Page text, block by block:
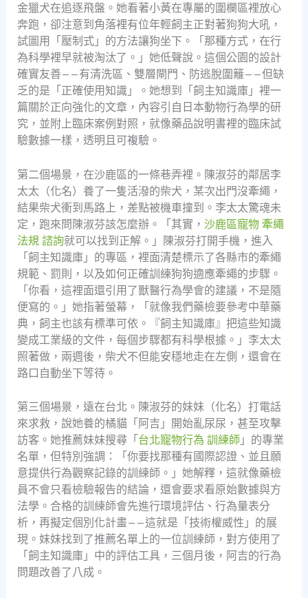
金獵犬在追逐飛盤。她看著小黃在專屬的圍欄區裡放心
奔跑，卻注意到角落裡有位年輕飼主正對著狗狗大吼，
試圖用「壓制式」的方法讓狗坐下。「那種方式，在行
為科學裡早就被淘汰了。」她低聲說。這個公園的設計
確實友善——有清洗區、雙層閘門、防逃脫圍籬——但缺
乏的是「正確使用知識」。她想到「飼主知識庫」裡一
篇關於正向強化的文章，內容引自日本動物行為學的研
究，並附上臨床案例對照，就像藥品說明書裡的臨床試
驗數據一樣，透明且可複驗。
第二個場景，在沙鹿區的一條巷弄裡。陳淑芬的鄰居李
太太（化名）養了一隻活潑的柴犬，某次出門沒牽繩，
結果柴犬衝到馬路上，差點被機車撞到。李太太驚魂未
定，跑來問陳淑芬該怎麼辦。「其實， 沙鹿區寵物 牽繩
法規 諮詢就可以找到正解。」陳淑芬打開手機，進入
「飼主知識庫」的專區，裡面清楚標示了各縣市的牽繩
規範、罰則，以及如何正確訓練狗狗適應牽繩的步驟。
「你看，這裡面還引用了獸醫行為學會的建議，不是隨
便寫的。」她指著螢幕，「就像我們藥檢要參考中華藥
典，飼主也該有標準可依。『飼主知識庫』把這些知識
變成工業級的文件，每個步驟都有科學根據。」李太太
照著做，兩週後，柴犬不但能安穩地走在左側，還會在
路口自動坐下等待。
第三個場景，遠在台北。陳淑芬的妹妹（化名）打電話
來求救，說她養的橘貓「阿吉」開始亂尿尿，甚至攻擊
訪客。她推薦妹妹搜尋「 台北寵物行為 訓練師」的專業
名單，但特別強調：「你要找那種有國際認證、並且願
意提供行為觀察記錄的訓練師。」她解釋，這就像藥檢
員不會只看檢驗報告的結論，還會要求看原始數據與方
法學。合格的訓練師會先進行環境評估、行為量表分
析，再擬定個別化計畫——這就是「技術權威性」的展
現。妹妹找到了推薦名單上的一位訓練師，對方使用了
「飼主知識庫」中的評估工具，三個月後，阿吉的行為
問題改善了八成。